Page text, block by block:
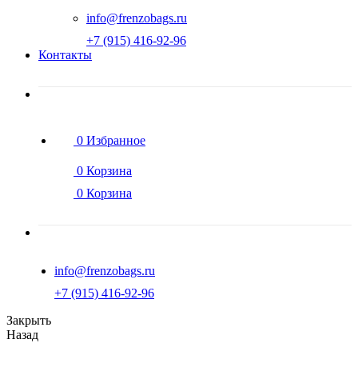
info@frenzobags.ru
‭+7 (915) 416-92-96
Контакты
0 Избранное
0 Корзина
0 Корзина
info@frenzobags.ru
‭+7 (915) 416-92-96
Закрыть
Назад